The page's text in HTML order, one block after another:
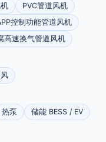
PVC管道风机
控制功能管道风机
高速换气管道风机
热泵
储能 BESS / EV